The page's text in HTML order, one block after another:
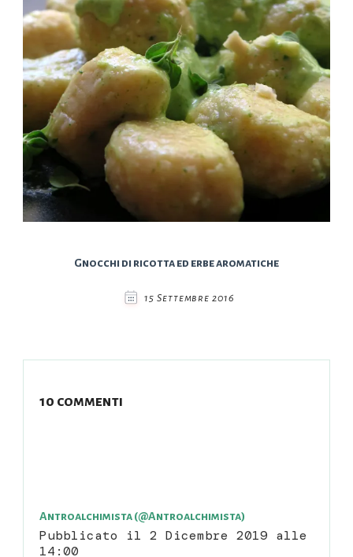
Gnocchi di ricotta ed erbe aromatiche
15 Settembre 2016
10 commenti
Antroalchimista (@Antroalchimista)
Pubblicato il 2 Dicembre 2019 alle
14:00